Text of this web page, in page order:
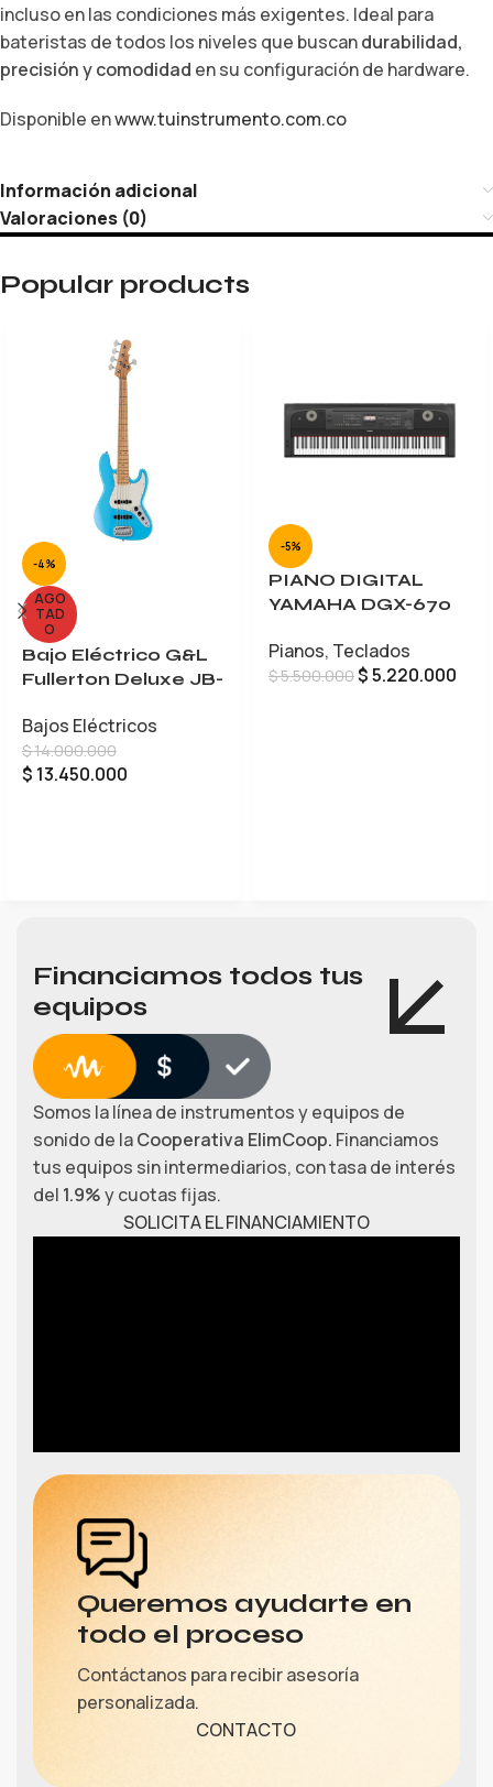
incluso en las condiciones más exigentes. Ideal para
bateristas de todos los niveles que buscandurabilidad,
precisión y comodidad en su configuración de hardware.
Disponible enwww.tuinstrumento.com.co
Información adicional
Valoraciones (0)
Popular products
-4%
AGO
TAD
O
Bajo Eléctrico G&L
Fullerton Deluxe JB-
Bajos Eléctricos
$14.000.000
$ 13.450.000
-5%
PIANO DIGITAL
YAMAHA DGX-670
Pianos, Teclados
$5.500.000$5.220.000
Financiamos todos tus
equipos
Somos la línea de instrumentos y equipos de
sonido de laCooperativa ElimCoop. Financiamos
tus equipos sin intermediarios, con tasa de interés
del 1.9%y cuotas fijas.
SOLICITA EL FINANCIAMIENTO
Queremos ayudarte en
todo el proceso
Contáctanos para recibir asesoría
personalizada.
CONTACTO